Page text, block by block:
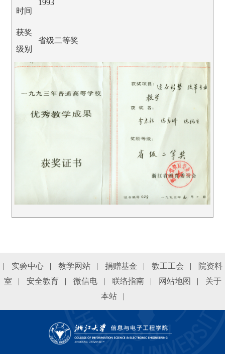
时间
1993
获奖
级别
省级二等奖
| 实验中心 | 教学网站 | 捐赠基金 | 教工工会 |
院资料
室
| 安全教育 | 微信电 | 联络指南 | 网站地图 |
关于
本站
|